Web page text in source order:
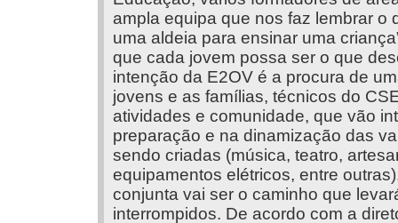
ampla equipa que nos faz lembrar o
uma aldeia para ensinar uma
que cada jovem possa ser o que
intenção da E2OV é a procura de
jovens e as famílias, técnicos do
atividades e comunidade, que vão
preparação e na dinamização das
sendo criadas (música, teatro,
equipamentos elétricos, entre
conjunta vai ser o caminho que
interrompidos. De acordo com a